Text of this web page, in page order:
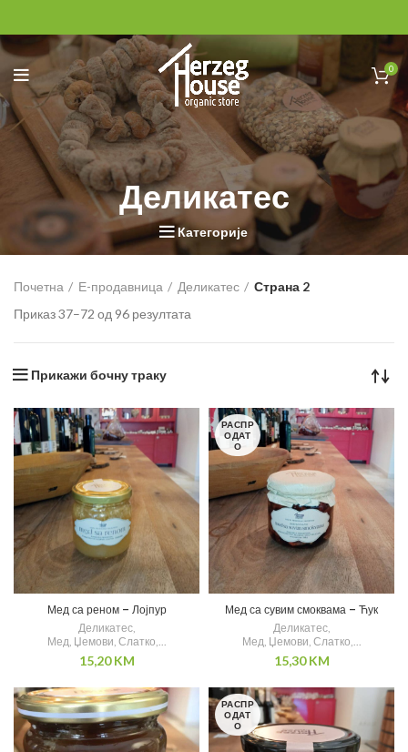
0
Деликатес
Категорије
Почетна Е-продавница Деликатес
Страна 2
Приказ 37–72 од 96 резултата
Прикажи бочну траку
Мед са реном – Лојпур
Деликатес,
Мед, Џемови, Слатко,...
15,20KM
РАСПР
ОДАТ
О
Мед са сувим смоквама – Ћук
Деликатес,
Мед, Џемови, Слатко,...
15,30KM
РАСПР
ОДАТ
О